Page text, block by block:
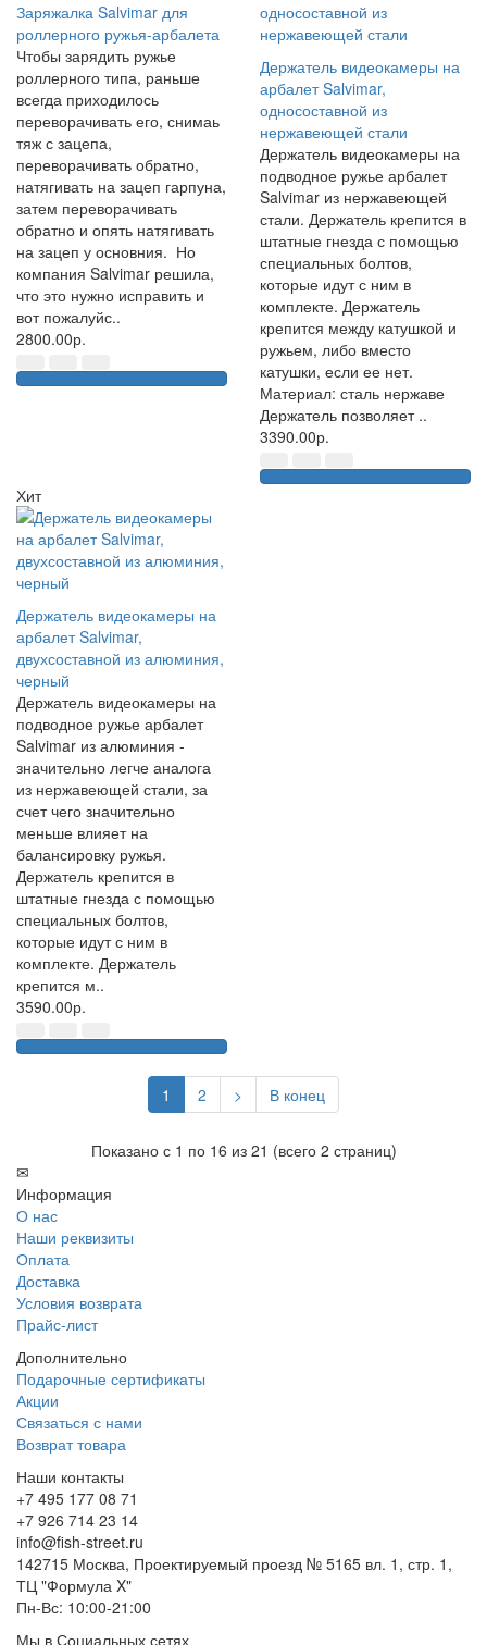
Заряжалка Salvimar для
роллерного ружья-арбалета
Чтобы зарядить ружье
роллерного типа, раньше
всегда приходилось
переворачивать его, снимаь
тяж с зацепа,
переворачивать обратно,
натягивать на зацеп гарпуна,
затем переворачивать
обратно и опять натягивать
на зацеп у основния. Но
компания Salvimar решила,
что это нужно исправить и
вот пожалуйс..
2800.00р.
Держатель видеокамеры на
арбалет Salvimar,
односоставной из
нержавеющей стали
Держатель видеокамеры на
подводное ружье арбалет
Salvimar из нержавеющей
стали. Держатель крепится в
штатные гнезда с помощью
специальных болтов,
которые идут с ним в
комплекте. Держатель
крепится между катушкой и
ружьем, либо вместо
катушки, если ее нет.
Материал: сталь нержаве
Держатель позволяет ..
3390.00р.
Хит
Держатель видеокамеры на
арбалет Salvimar,
двухсоставной из алюминия,
черный
Держатель видеокамеры на
подводное ружье арбалет
Salvimar из алюминия -
значительно легче аналога
из нержавеющей стали, за
счет чего значительно
меньше влияет на
балансировку ружья.
Держатель крепится в
штатные гнезда с помощью
специальных болтов,
которые идут с ним в
комплекте. Держатель
крепится м..
3590.00р.
1 2 > В конец
Показано с 1 по 16 из 21 (всего 2 страниц)
✉
Информация
О нас
Наши реквизиты
Оплата
Доставка
Условия возврата
Прайс-лист
Дополнительно
Подарочные сертификаты
Акции
Связаться с нами
Возврат товара
Наши контакты
+7 495 177 08 71
+7 926 714 23 14
info@fish-street.ru
142715 Москва, Проектируемый проезд № 5165 вл. 1, стр. 1,
ТЦ "Формула X"
Пн-Вс: 10:00-21:00
Мы в Социальных сетях